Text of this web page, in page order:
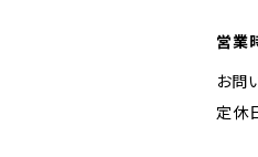
営業
お問
定休